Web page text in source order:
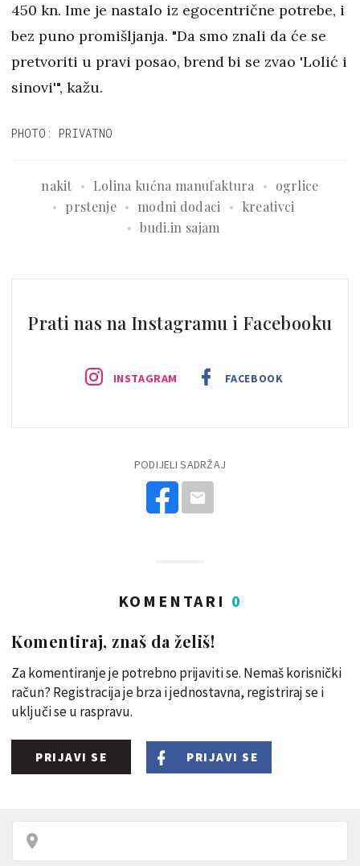
450 kn. Ime je nastalo iz egocentrične potrebe, i
bez puno promišljanja. "Da smo znali da će se
pretvoriti u pravi posao, brend bi se zvao 'Lolić i
sinovi'", kažu.
PHOTO: PRIVATNO
nakit Lolina kućna manufaktura
ogrlice
prstenje
modni dodaci
kreativci
budi.in sajam
Prati nas na Instagramu i Facebooku
INSTAGRAM FACEBOOK
PODIJELI SADRŽAJ
KOMENTARI 0
Komentiraj, znaš da želiš!
Za komentiranje je potrebno prijaviti se. Nemaš korisnički
račun? Registracija je brza i jednostavna, registriraj se i
uključi se u raspravu.
PRIJAVI SE PRIJAVI SE